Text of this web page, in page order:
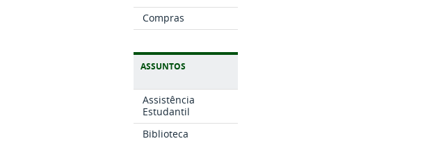
Compras
ASSUNTOS
Assistência
Estudantil
Biblioteca